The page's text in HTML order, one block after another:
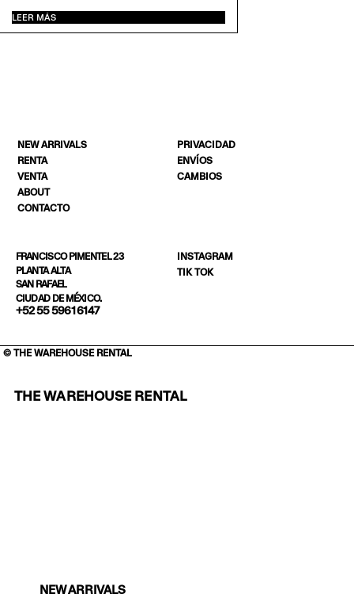
LEER MÁS
NEW ARRIVALS
RENTA
VENTA
ABOUT
CONTACTO
PRIVACIDAD
ENVÍOS
CAMBIOS
FRANCISCO PIMENTEL 23
PLANTA ALTA
SAN RAFAEL
CIUDAD DE MÉXICO.
+52 55 5961 6147
INSTAGRAM
TIK TOK
© THE WAREHOUSE RENTAL
THE WAREHOUSE RENTAL
NEW ARRIVALS